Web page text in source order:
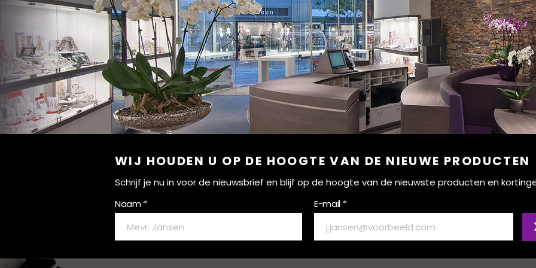
WIJ HOUDEN U OP DE HOOGTE VAN DE NIEUWE PRODUCTEN
Schrijf je nu in voor de nieuwsbrief en blijf op de hoogte van de nieuwste producten en
Naam *
E-mail *